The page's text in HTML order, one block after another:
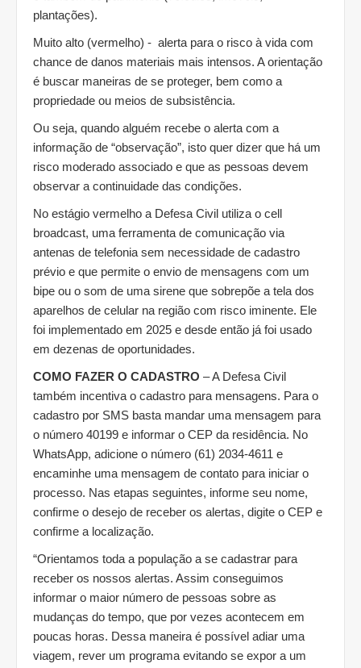
plantações).
Muito alto (vermelho) - alerta para o risco à vida com
chance de danos materiais mais intensos. A orientação
é buscar maneiras de se proteger, bem como a
propriedade ou meios de subsistência.
Ou seja, quando alguém recebe o alerta com a
informação de “observação”, isto quer dizer que há um
risco moderado associado e que as pessoas devem
observar a continuidade das condições.
No estágio vermelho a Defesa Civil utiliza o cell
broadcast, uma ferramenta de comunicação via
antenas de telefonia sem necessidade de cadastro
prévio e que permite o envio de mensagens com um
bipe ou o som de uma sirene que sobrepõe a tela dos
aparelhos de celular na região com risco iminente. Ele
foi implementado em 2025 e desde então já foi usado
em dezenas de oportunidades.
COMO FAZER O CADASTRO – A Defesa Civil
também incentiva o cadastro para mensagens. Para o
cadastro por SMS basta mandar uma mensagem para
o número 40199 e informar o CEP da residência. No
WhatsApp, adicione o número (61) 2034-4611 e
encaminhe uma mensagem de contato para iniciar o
processo. Nas etapas seguintes, informe seu nome,
confirme o desejo de receber os alertas, digite o CEP e
confirme a localização.
“Orientamos toda a população a se cadastrar para
receber os nossos alertas. Assim conseguimos
informar o maior número de pessoas sobre as
mudanças do tempo, que por vezes acontecem em
poucas horas. Dessa maneira é possível adiar uma
viagem, rever um programa evitando se expor a um